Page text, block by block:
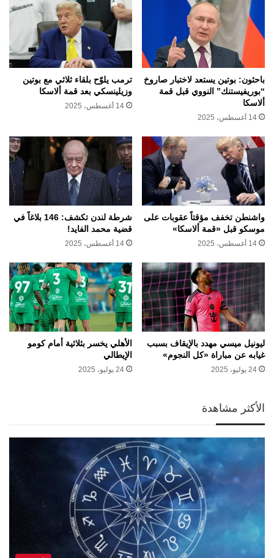
باحثون: بوتين يستعد لاختبار صاروخ
“بوريفيستنك” النووي قبل قمة
ألاسكا
14 أغسطس، 2025
ترمب يلوّح بلقاء ثلاثي مع بوتين
وزيلينسكي بعد قمة ألاسكا
14 أغسطس، 2025
واشنطن تخفف مؤقتاً عقوبات على
موسكو قبل «قمة ألاسكا»
14 أغسطس، 2025
شرطة لندن تكشف: 146 بلاغاً في
قضية محمد الفايد!
14 أغسطس، 2025
ليونيل ميسي مهدد بالإيقاف بسبب
غيابه عن مباراة «كل النجوم»
24 يوليو، 2025
الأهلي يخسر بثلاثية أمام كومو
الإيطالي
24 يوليو، 2025
الأكثر مشاهدة